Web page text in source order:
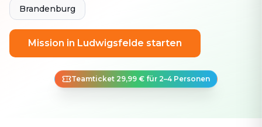
Brandenburg
Mission in Ludwigsfelde starten
Teamticket 29,99 € für 2–4 Personen